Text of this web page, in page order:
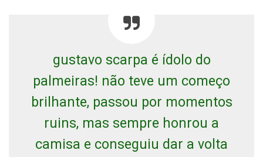
gustavo scarpa é ídolo do
palmeiras! não teve um começo
brilhante, passou por momentos
ruins, mas sempre honrou a
camisa e conseguiu dar a volta